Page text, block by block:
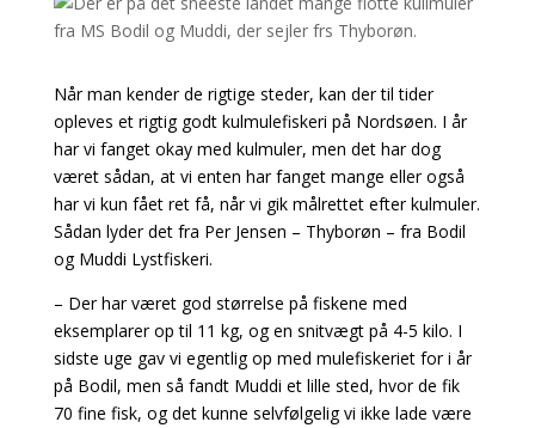
Når man kender de rigtige steder, kan der til tider
opleves et rigtig godt kulmulefiskeri på Nordsøen. I år
har vi fanget okay med kulmuler, men det har dog
været sådan, at vi enten har fanget mange eller også
har vi kun fået ret få, når vi gik målrettet efter kulmuler.
Sådan lyder det fra Per Jensen – Thyborøn – fra Bodil
og Muddi Lystfiskeri.
– Der har været god størrelse på fiskene med
eksemplarer op til 11 kg, og en snitvægt på 4-5 kilo. I
sidste uge gav vi egentlig op med mulefiskeriet for i år
på Bodil, men så fandt Muddi et lille sted, hvor de fik
70 fine fisk, og det kunne selvfølgelig vi ikke lade være